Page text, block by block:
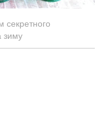
секретного
зиму